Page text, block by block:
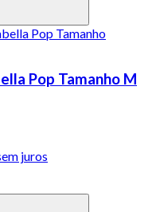
Pop Tamanho M
juros